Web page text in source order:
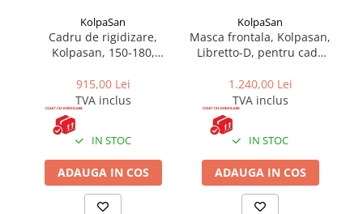
Lavoare Colt Duble Speciale
Lavoare stative
Seturi Lavoare
Vase wc
Vase wc suspendate
Vase wc statative
Seturi vase wc monobloc
Accesorii vase wc
KolpaSan
Cadru de rigidizare,
Kolpasan, 150-180,
D
915,00 Lei
TVA inclus
IN STOC
ADAUGA IN COS
KolpaSan
Masca frontala, Kolpasan,
Libretto-D, pentru cada
1.240,00 Lei
TVA inclus
IN STOC
ADAUGA IN COS